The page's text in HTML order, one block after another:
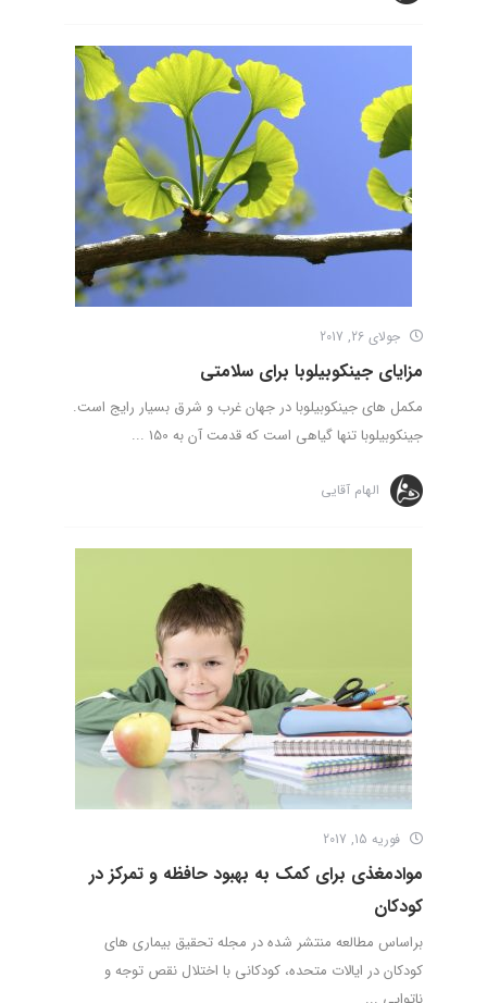
جولای 26, 2017
مزایای جینکوبیلوبا برای سلامتی
مکمل های جینکوبیلوبا در جهان غرب و شرق بسیار رایج است.
جینکوبیلوبا تنها گیاهی است که قدمت آن به 150 ...
الهام آقایی
فوریه 15, 2017
موادمغذی برای کمک به بهبود حافظه و تمرکز در
کودکان
براساس مطالعه منتشر شده در مجله تحقیق بیماری های
کودکان در ایالات متحده، کودکانی با اختلال نقص توجه و